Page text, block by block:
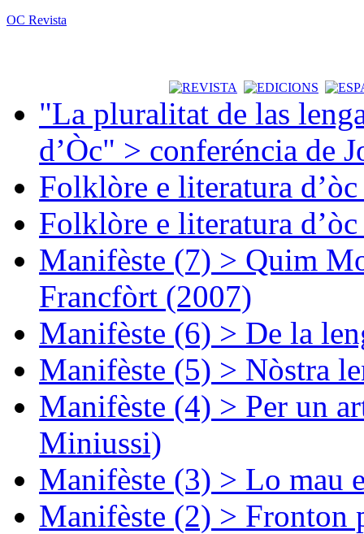
OC Revista
"La pluralitat de las
d’Òc" > conferéncia de
Folklòre e literatura
Folklòre e literatura
Manifèste (7) > Quim
Francfòrt (2007)
Manifèste (6) > De la
Manifèste (5) > Nòstra
Manifèste (4) > Per un
Miniussi)
Manifèste (3) > Lo mau
Manifèste (2) > Fronton